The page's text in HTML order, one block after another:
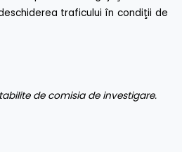
traficului în condiţii de
de comisia de investigare.